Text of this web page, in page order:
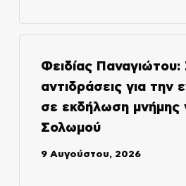
Φειδίας
αντιδράσεις για την
σε εκδήλωση μνήμης
Σολωμού
9 Αυγούστου, 2026